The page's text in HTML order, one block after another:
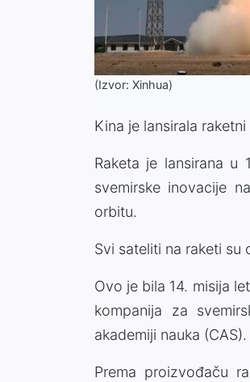
(Izvor: Xinhua)
Kina je lansirala
Raketa je lansirana u
svemirske inovacije
orbitu.
Svi sateliti na raketi su
Ovo je bila 14. misija
kompanija za
akademiji nauka (CAS).
Prema proizvođaču